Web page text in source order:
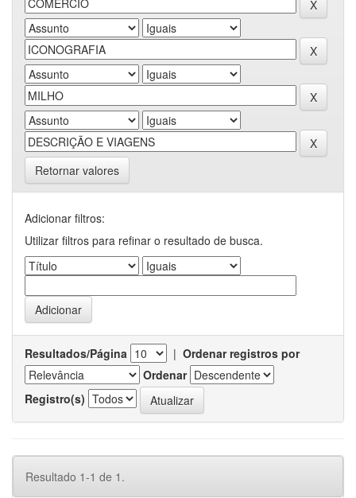
Retornar valores
Adicionar filtros:
Utilizar filtros para refinar o resultado de busca.
Resultados/Página | Ordenar registros por
Ordenar
Registro(s)
Resultado 1-1 de 1.